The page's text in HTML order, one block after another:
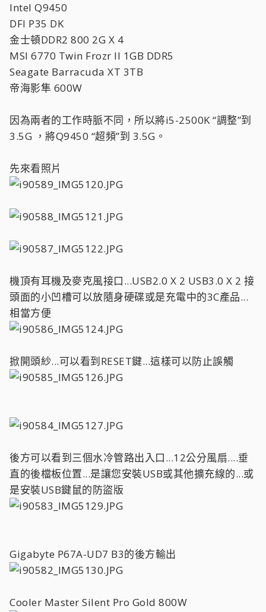
Intel Q9450
DFI P35 DK
金士頓DDR2 800 2G X 4
MSI 6770 Twin Frozr II 1GB DDR5
Seagate Barracuda XT 3TB
帝海影隼 600W
因為兩者的工作時脈不同，所以將i5-2500K “調整”到
3.5G ，將Q9450 “超頻”到 3.5G。
先來看照片
機頂有耳機及麥克風接口...USB2.0 X 2 USB3.0 X 2 接
頭面的小凹槽可以放隨身硬碟或是充電中的3C產品...
相當方便
掀開頭紗...可以看到RESET鍵...這樣可以防止誤觸
後方可以看到三個水冷管路出入口...12公分風扇....垂
直的後檔板位置...是讓您安裝USB或其他擴充線的...或
是安裝USB鍵鼠的防盜版
Gigabyte P67A-UD7 B3的後方輸出
Cooler Master Silent Pro Gold 800W